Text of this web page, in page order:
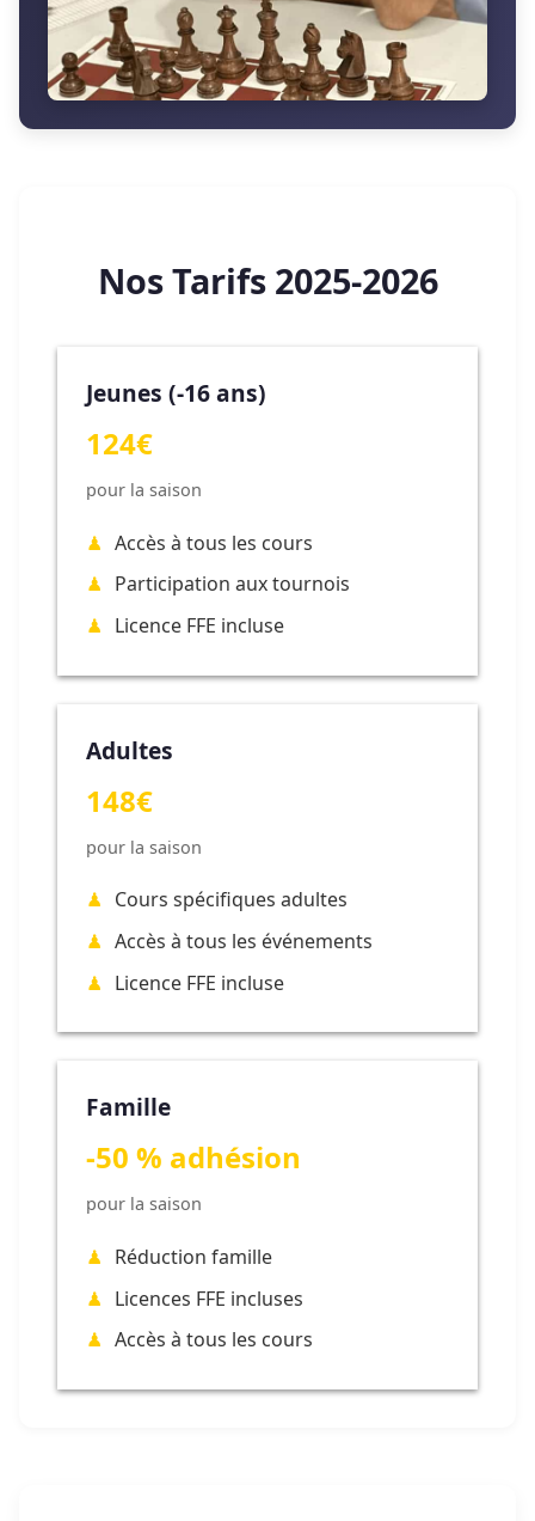
Nos Tarifs 2025-2026
Jeunes (-16 ans)
124€
pour la saison
Accès à tous les cours
Participation aux tournois
Licence FFE incluse
Adultes
148€
pour la saison
Cours spécifiques adultes
Accès à tous les événements
Licence FFE incluse
Famille
-50 % adhésion
pour la saison
Réduction famille
Licences FFE incluses
Accès à tous les cours